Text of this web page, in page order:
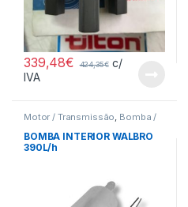
339,48€ 424,35€ c/
IVA
Motor / Transmissão Bomba /
BOMBA INTERIOR WALBRO
390L/h